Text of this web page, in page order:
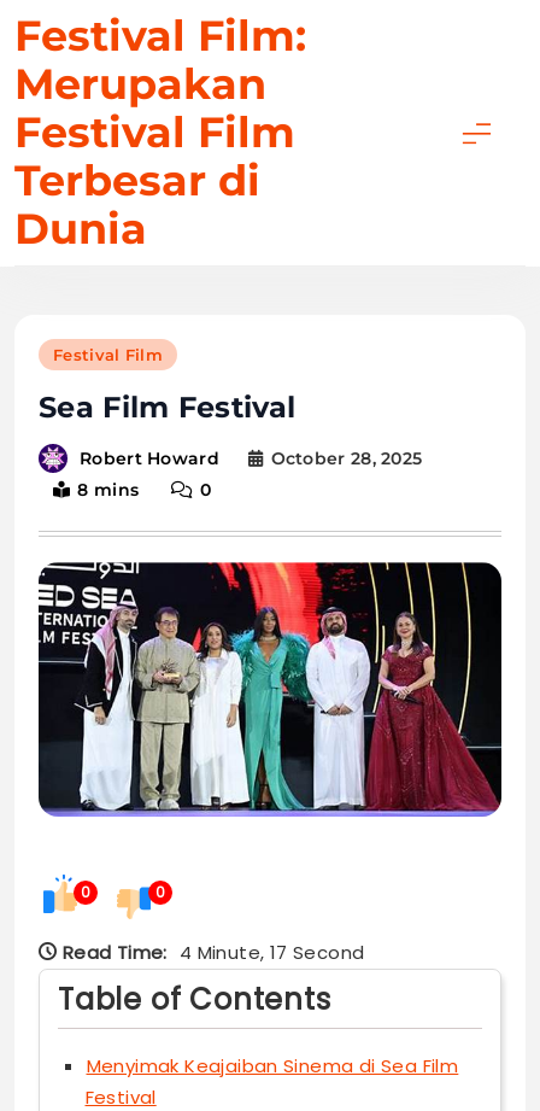
content
Festival Film:
Merupakan
Festival Film
Terbesar di
Dunia
Festival Film
Sea Film Festival
Robert Howard
October 28, 2025
8 mins
0
0 0
Read Time: 4 Minute, 17 Second
Table of Contents
Menyimak Keajaiban Sinema di Sea Film
Festival